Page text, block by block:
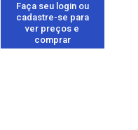
Faça seu login ou
cadastre-se para
ver preços e
comprar